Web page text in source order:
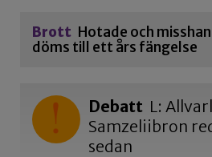
Brott Hotade och
döms till ett års fängelse
Debatt L:
Samzeliibron
sedan